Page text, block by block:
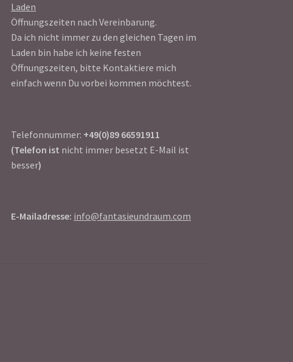
Laden
Öffnungszeiten nach Vereinbarung.
Da ich nicht immer zu den gleichen Tagen im
Laden bin habe ich keine festen
Öffnungszeiten, bitte Kontaktiere mich
einfach wenn Du vorbei kommen möchtest.
Telefonnummer: +49(0)89 66591911
(Telefon ist nicht immer besetzt E-Mail ist
besser)
E-Mailadresse: info@fantasieundraum.com